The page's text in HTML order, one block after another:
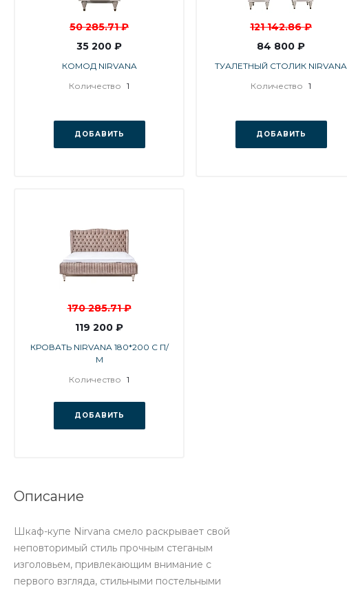
50 285.71 ₽
35 200 ₽
КОМОД NIRVANA
Количество 1
ДОБАВИТЬ
121 142.86 ₽
84 800 ₽
ТУАЛЕТНЫЙ СТОЛИК NIRVANA
Количество 1
ДОБАВИТЬ
170 285.71 ₽
119 200 ₽
КРОВАТЬ NIRVANA 180*200 С П/
М
Количество 1
ДОБАВИТЬ
Описание
Шкаф-купе Nirvana смело раскрывает свой
неповторимый стиль прочным стеганым
изголовьем, привлекающим внимание с
первого взгляда, стильными постельными